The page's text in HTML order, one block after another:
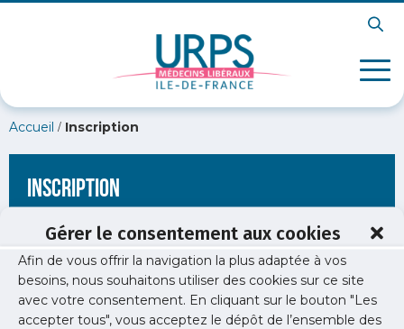
Gérer le consentement aux cookies
Afin de vous offrir la navigation la plus adaptée à vos
besoins, nous souhaitons utiliser des cookies sur ce site
avec votre consentement. En cliquant sur le bouton "Les
accepter tous", vous acceptez le dépôt de l’ensemble des
Accueil / Inscription
Inscription
[wppb-register form_name="inscription"
redirect_url="https://www.urps-med-idf.org/ma-securite/vous-
souhaitez-faire-securiser-votre-cabinet/region-aide/"]